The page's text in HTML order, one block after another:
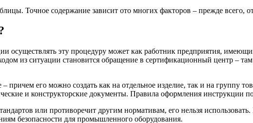
Точное содержание зависит ото многих факторов – прежде всего,
осуществлять эту процедуру может как работник предприятия,
из ситуации становится обращение в сертификационный центр –
– причем его можно создать как на отдельное изделие, так и на группу
и конструкторские документы. Правила оформления
или противоречит другим нормативам, его нельзя
безопасности для промышленного оборудования.